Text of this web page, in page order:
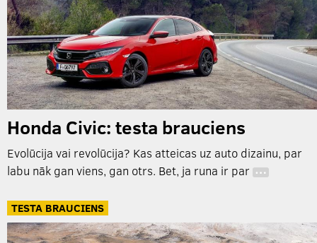
Honda Civic: testa brauciens
Evolūcija vai revolūcija? Kas atteicas uz auto dizainu, par
labu nāk gan viens, gan otrs. Bet, ja runa ir par …
TESTA BRAUCIENS